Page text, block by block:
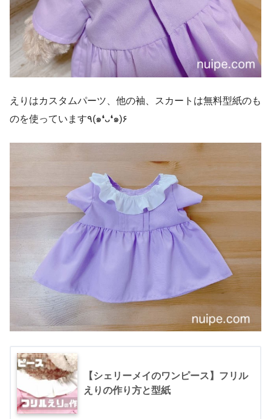
えりはカスタムパーツ、他の袖、スカートは無料型紙のも
のを使っています٩(๑❛ᴗ❛๑)۶
【シェリーメイのワンピース】フリル
えりの作り方と型紙